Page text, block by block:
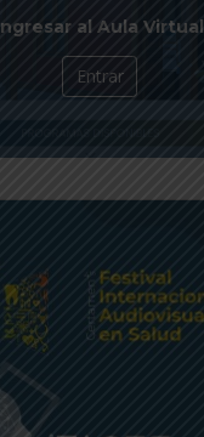
al Aula Virtual
Entrar